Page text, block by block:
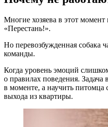
Многие хозяева в этот
«Перестань!».
Но перевозбужденная собака
команды.
Когда уровень эмоций
о правилах поведения. Задача
в моменте, а научить питомца
выхода из квартиры.